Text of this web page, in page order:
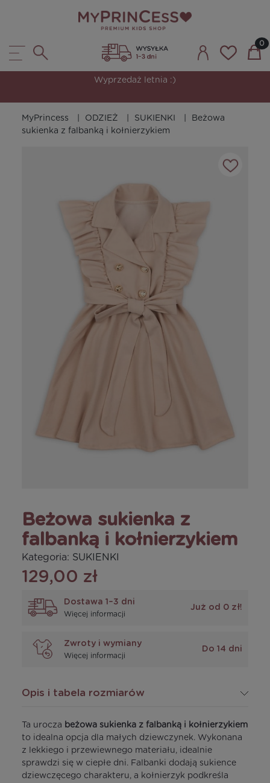
Wyprzedaż letnia :)
MyPrincess ODZIEŻ SUKIENKI
Beżowa
sukienka z falbanką i kołnierzykiem
Beżowa sukienka z
falbanką i kołnierzykiem
Kategoria: SUKIENKI
129,00 zł
Dostawa 1–3 dni
Więcej informacji
Już od 0 zł!
Zwroty i wymiany
Więcej informacji
Do 14 dni
Opis i tabela rozmiarów
Ta urocza beżowa sukienka z falbanką i kołnierzykiem
to idealna opcja dla małych dziewczynek. Wykonana
z lekkiego i przewiewnego materiału, idealnie
sprawdzi się w ciepłe dni. Falbanki dodają sukience
dziewczęcego charakteru, a kołnierzyk podkreśla